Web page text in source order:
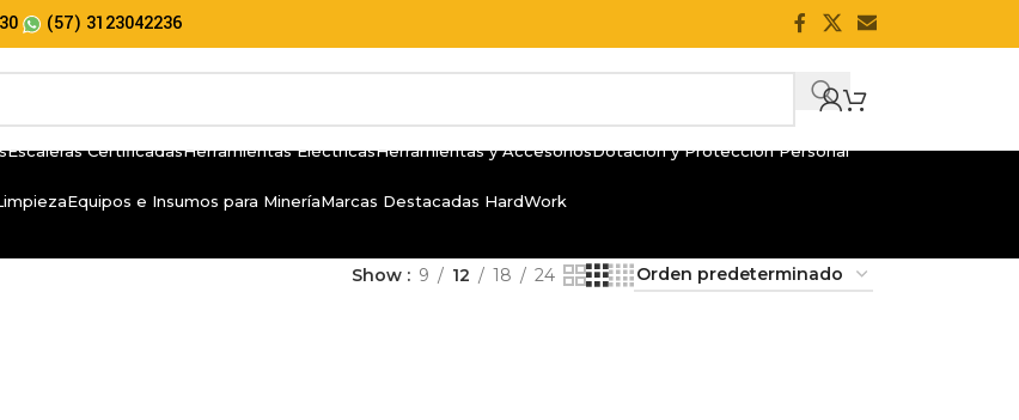
(57) 3123042236
Escaleras CertificadasHerramientas EléctricasHerramientas y AccesoriosDotación y Protección Personal
Equipos e Insumos para MineríaMarcas Destacadas HardWork
Show 9 12 18 24